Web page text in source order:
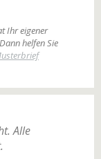
Ihr eigener
helfen Sie
Alle